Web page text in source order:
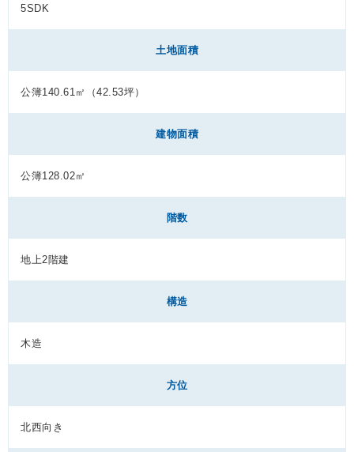
5SDK
土地面積
公簿140.61㎡（42.53坪）
建物面積
公簿128.02㎡
階数
地上2階建
構造
木造
方位
北西向き